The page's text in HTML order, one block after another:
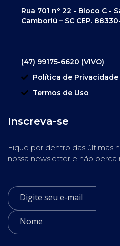
Rua 701 nº 22 - Bloco C -
Camboriú – SC CEP.
(47) 99175-6620 (VIVO)
Política de Privacidade
Termos de Uso
Inscreva-se
Fique por dentro das últimas
nossa newsletter e não perca